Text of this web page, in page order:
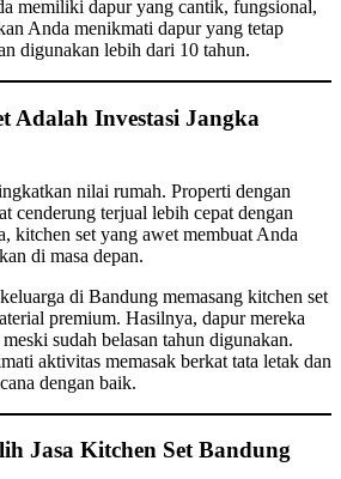
memiliki dapur yang cantik, fungsional,
Anda menikmati dapur yang tetap
digunakan lebih dari 10 tahun.
Adalah Investasi Jangka
nilai rumah. Properti dengan
cenderung terjual lebih cepat dengan
kitchen set yang awet membuat Anda
di masa depan.
di Bandung memasang kitchen set
premium. Hasilnya, dapur mereka
sudah belasan tahun digunakan.
aktivitas memasak berkat tata letak dan
dengan baik.
Jasa Kitchen Set Bandung